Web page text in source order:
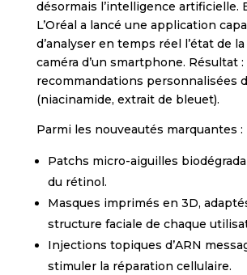
désormais l’intelligence artificielle.
L’Oréal a lancé une application
d’analyser en temps réel l’état de
caméra d’un smartphone. Résultat :
recommandations personnalisées
(niacinamide, extrait de bleuet).
Parmi les nouveautés marquantes :
Patchs micro-aiguilles
du rétinol.
Masques imprimés en 3D,
structure faciale de chaque
Injections topiques d’ARN
stimuler la réparation cellulaire.